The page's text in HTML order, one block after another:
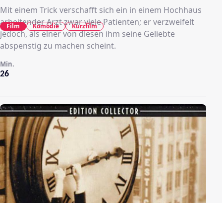
Mit einem Trick verschafft sich ein in einem Hochhaus
arbeitender Arzt zwar viele Patienten; er verzweifelt
jedoch, als einer von diesen ihm seine Geliebte
abspenstig zu machen scheint.
26
Min.
Film Komödie Kurzfilm